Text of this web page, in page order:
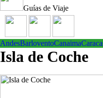
Guías de Viaje
AndesBarloventoCanaima
Isla de Coche